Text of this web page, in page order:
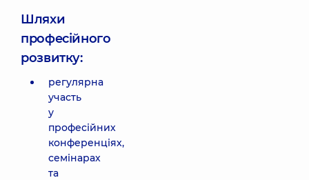
Шляхи
професійного
розвитку:
регулярна
участь
у
професійних
конференціях,
семінарах
та